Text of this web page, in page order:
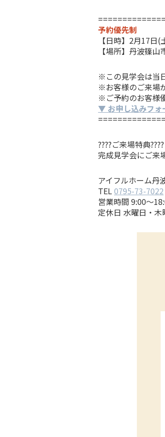
予約優先制
【日時】2月17日
【場所】丹波篠山
※この見学会は当
※お客様のご来場
※ご予約のお客様
▼ お申し込みフ
????ご来場特典????
完成見学会にご来
アイフルホーム丹
TEL0795-73-7022
営業時間 9:00～
定休日 水曜日・木